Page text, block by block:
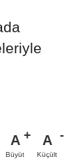
A
Büyüt
A
Küçült